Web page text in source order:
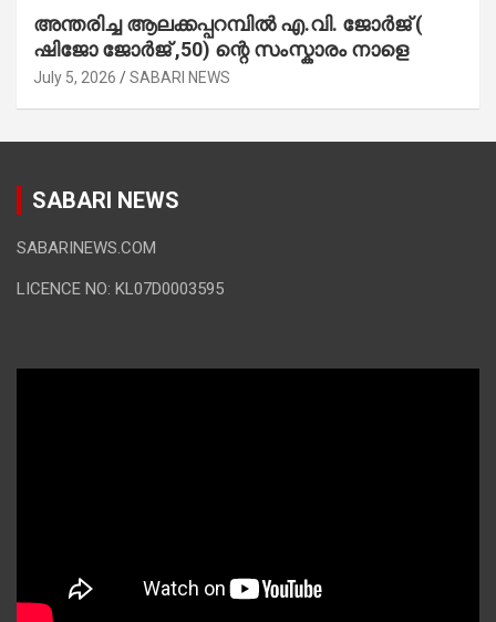
അന്തരിച്ച ആ​ല​ക്ക​പ്പ​റമ്പിൽ​ എ.​വി. ജോ​ർ​ജ് (
ഷിജോ ജോർജ് ,50) ന്റെ സംസ്കാരം നാളെ
July 5, 2026 SABARI NEWS
SABARI NEWS
SABARINEWS.COM
LICENCE NO: KL07D0003595